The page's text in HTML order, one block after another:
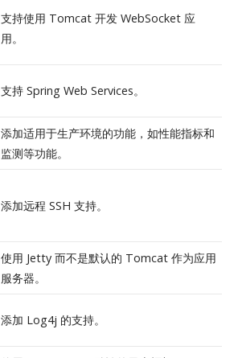
支持使用 Tomcat 开发 WebSocket 应
用。
支持 Spring Web Services。
添加适用于生产环境的功能，如性能指标和
监测等功能。
添加远程 SSH 支持。
使用 Jetty 而不是默认的 Tomcat 作为应用
服务器。
添加 Log4j 的支持。